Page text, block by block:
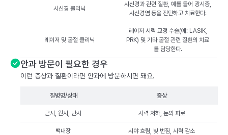
시신경 클리닉
시신경과 관련 질환, 예를 들어 광시증,
시신경염 등을 진단하고 치료한다.
레이저 및 굴절 클리닉
레이저 시력 교정 수술(예: LASIK,
PRK) 및 기타 굴절 관련 질환의 치료
를 담당한다.
안과 방문이 필요한 경우
이런 증상과 질환이라면 안과에 방문하시면 돼요.
질병명/상태 증상
근시, 원시, 난시 시력 저하, 눈의 피로
백내장 시야 흐림, 빛 번짐, 시력 감소